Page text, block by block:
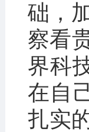
础，
察看
界科
在自
扎实